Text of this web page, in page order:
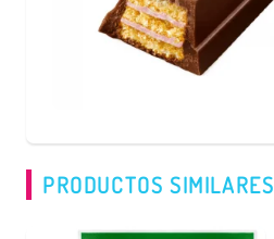
PRODUCTOS SIMILARES